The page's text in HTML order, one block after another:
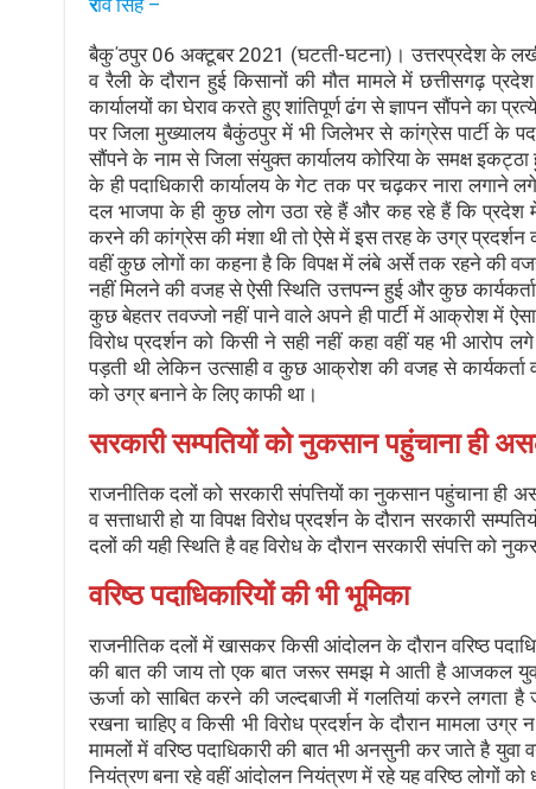
बैकु΄ठपुर 06 अक्टूबर 2021 (घटती-घटना)। उत्तरप्रदेश के
व रैली के दौरान हुई किसानों की मौत मामले में छत्तीसगढ़
कार्यालयों का घेराव करते हुए शांतिपूर्ण ढंग से ज्ञापन सौंपने का
पर जिला मुख्यालय बैकुंठपुर में भी जिलेभर से कांग्रेस पार्टी के
सौंपने के नाम से जिला संयुक्त कार्यालय कोरिया के समक्ष
के ही पदाधिकारी कार्यालय के गेट तक पर चढ़कर नारा
दल भाजपा के ही कुछ लोग उठा रहे हैं और कह रहे हैं कि प्रदेश
करने की कांग्रेस की मंशा थी तो ऐसे में इस तरह के उग्र प्रदर्शन
वहीं कुछ लोगों का कहना है कि विपक्ष में लंबे अर्से तक रहने की
नहीं मिलने की वजह से ऐसी स्थिति उत्तपन्न हुई और कुछ
कुछ बेहतर तवज्जो नहीं पाने वाले अपने ही पार्टी में आक्रोश में
विरोध प्रदर्शन को किसी ने सही नहीं कहा वहीं यह भी
पड़ती थी लेकिन उत्साही व कुछ आक्रोश की वजह से कार्यकर्ता
को उग्र बनाने के लिए काफी था।
सरकारी सम्पतियों को नुकसान पहुंचाना ही
राजनीतिक दलों को सरकारी संपत्तियों का नुकसान पहुंचाना
व सत्ताधारी हो या विपक्ष विरोध प्रदर्शन के दौरान सरकारी
दलों की यही स्थिति है वह विरोध के दौरान सरकारी संपत्ति को
वरिष्ठ पदाधिकारियों की भी भूमिका
राजनीतिक दलों में खासकर किसी आंदोलन के दौरान वरिष्ठ
की बात की जाय तो एक बात जरूर समझ मे आती है आजकल
ऊर्जा को साबित करने की जल्दबाजी में गलतियां करने लगता है
रखना चाहिए व किसी भी विरोध प्रदर्शन के दौरान मामला
मामलों में वरिष्ठ पदाधिकारी की बात भी अनसुनी कर जाते है
नियंत्रण बना रहे वहीं आंदोलन नियंत्रण में रहे यह वरिष्ठ लोगों को